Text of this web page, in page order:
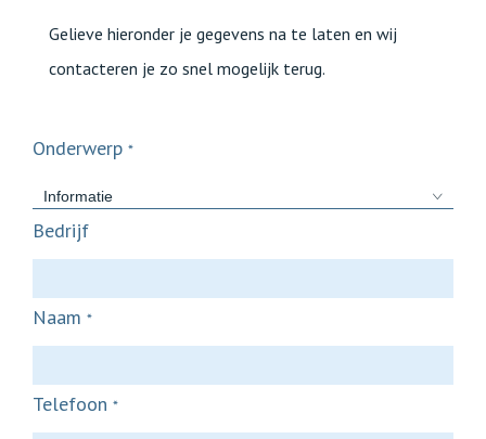
Gelieve hieronder je gegevens na te laten en wij
contacteren je zo snel mogelijk terug.
Onderwerp *
Informatie
Bedrijf
Naam *
Telefoon *